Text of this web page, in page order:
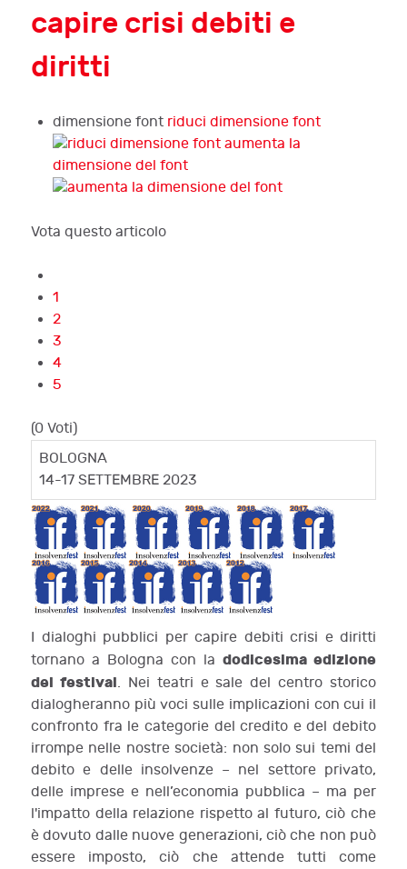
capire crisi debiti e
diritti
dimensione font riduci dimensione font
aumenta la
dimensione del font
Vota questo articolo
1
2
3
4
5
(0 Voti)
BOLOGNA
14-17 SETTEMBRE 2023
I dialoghi pubblici per capire debiti crisi e diritti
tornano a Bologna con la dodicesima edizione
del festival. Nei teatri e sale del centro storico
dialogheranno più voci sulle implicazioni con cui il
confronto fra le categorie del credito e del debito
irrompe nelle nostre società: non solo sui temi del
debito e delle insolvenze – nel settore privato,
delle imprese e nell’economia pubblica – ma per
l'impatto della relazione rispetto al futuro, ciò che
è dovuto dalle nuove generazioni, ciò che non può
essere imposto, ciò che attende tutti come